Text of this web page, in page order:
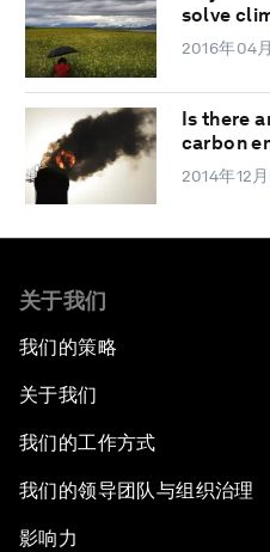
solve
2016年04
Is there
carbon
2014年12
关于我们
我们的策略
关于我们
我们的工作方式
我们的领导团队与组织治理
影响力